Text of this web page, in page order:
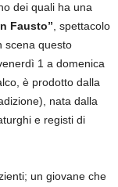
dei quali ha una
Fausto” , spettacolo
scena questo
1 a domenica
è prodotto dalla
nata dalla
e registi di
un giovane che